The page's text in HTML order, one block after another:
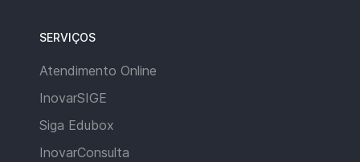
SERVIÇOS
Atendimento Online
InovarSIGE
Siga Edubox
InovarConsulta